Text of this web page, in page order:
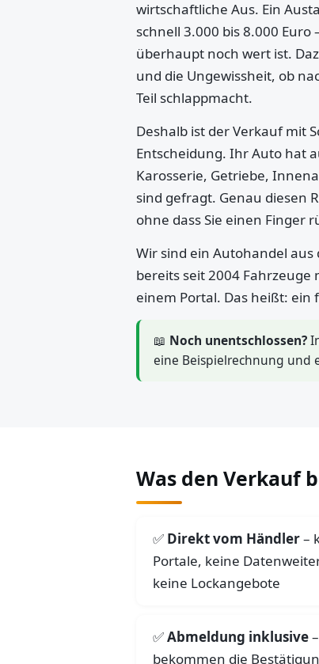
wirtschaftliche Aus. Ein
schnell 3.000 bis 8.000 Euro
überhaupt noch wert ist.
und die Ungewissheit, ob
Teil schlappmacht.
Deshalb ist der Verkauf mit
Entscheidung. Ihr Auto hat
Karosserie, Getriebe,
sind gefragt. Genau diesen
ohne dass Sie einen Finger
Wir sind ein Autohandel
bereits seit 2004
einem Portal. Das heißt: ein
📖 Noch unentschlossen?
eine Beispielrechnung und
Was den Verkauf
Direkt vom Händler–
Portale, keine
keine Lockangebote
Abmeldung inklusive
bekommen die